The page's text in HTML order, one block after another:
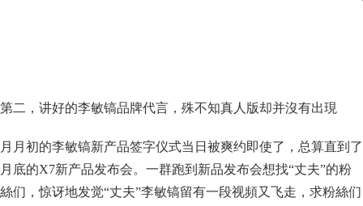
第二，讲好的李敏镐品牌代言，殊不知真人版却并沒有出現
月月初的李敏镐新产品签字仪式当日被爽约即使了，总算直到了
月底的X7新产品发布会。一群跑到新品发布会想找“丈夫”的粉
絲们，惊讶地发觉“丈夫”李敏镐留有一段视頻又飞走，求粉絲们